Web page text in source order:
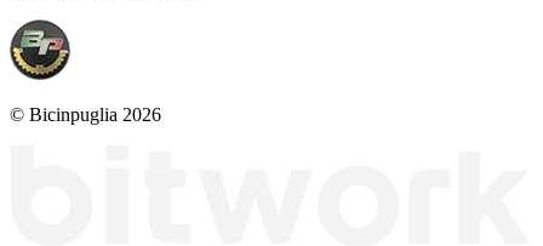
© Bicinpuglia 2026